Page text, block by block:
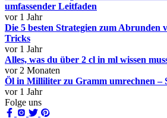
umfassender Leitfaden
vor 1 Jahr
Die 5 besten Strategien zum Abrunden
Tricks
vor 1 Jahr
Alles, was du über 2 cl in ml wissen
vor 2 Monaten
Öl in Milliliter zu Gramm umrechnen –
vor 1 Jahr
Folge uns